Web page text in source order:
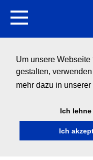
Um unsere
gestalten,
mehr dazu in unserer
Ich
Ich
EINBLICK